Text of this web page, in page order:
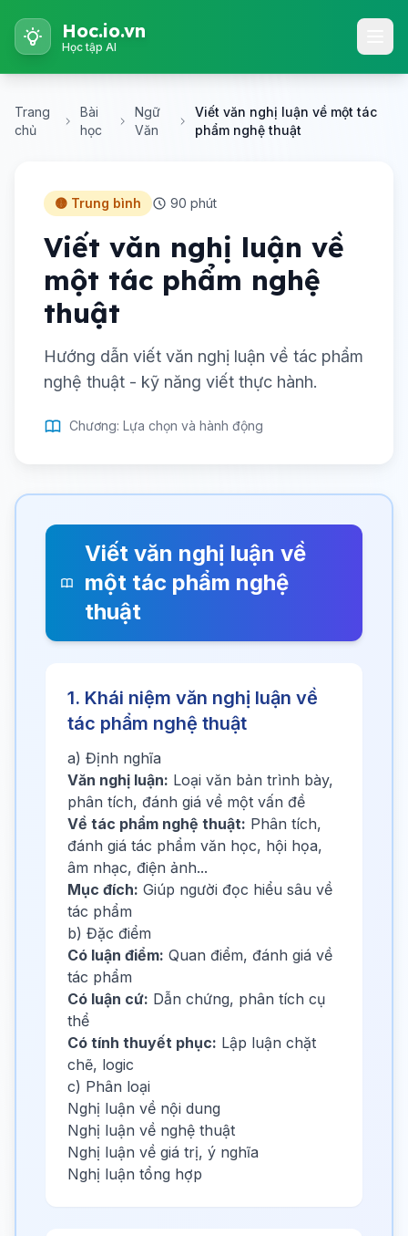
Hoc.io.vn
Học tập AI
Trang
chủ
Bài
học
Ngữ
Văn
Viết văn nghị luận về một tác
phẩm nghệ thuật
🟡 Trung bình 90 phút
Viết văn nghị luận về
một tác phẩm nghệ
thuật
Hướng dẫn viết văn nghị luận về tác phẩm
nghệ thuật - kỹ năng viết thực hành.
Chương: Lựa chọn và hành động
Viết văn nghị luận về
một tác phẩm nghệ
thuật
1. Khái niệm văn nghị luận về
tác phẩm nghệ thuật
a) Định nghĩa
Văn nghị luận: Loại văn bản trình bày,
phân tích, đánh giá về một vấn đề
Về tác phẩm nghệ thuật: Phân tích,
đánh giá tác phẩm văn học, hội họa,
âm nhạc, điện ảnh...
Mục đích: Giúp người đọc hiểu sâu về
tác phẩm
b) Đặc điểm
Có luận điểm: Quan điểm, đánh giá về
tác phẩm
Có luận cứ: Dẫn chứng, phân tích cụ
thể
Có tính thuyết phục: Lập luận chặt
chẽ, logic
c) Phân loại
Nghị luận về nội dung
Nghị luận về nghệ thuật
Nghị luận về giá trị, ý nghĩa
Nghị luận tổng hợp